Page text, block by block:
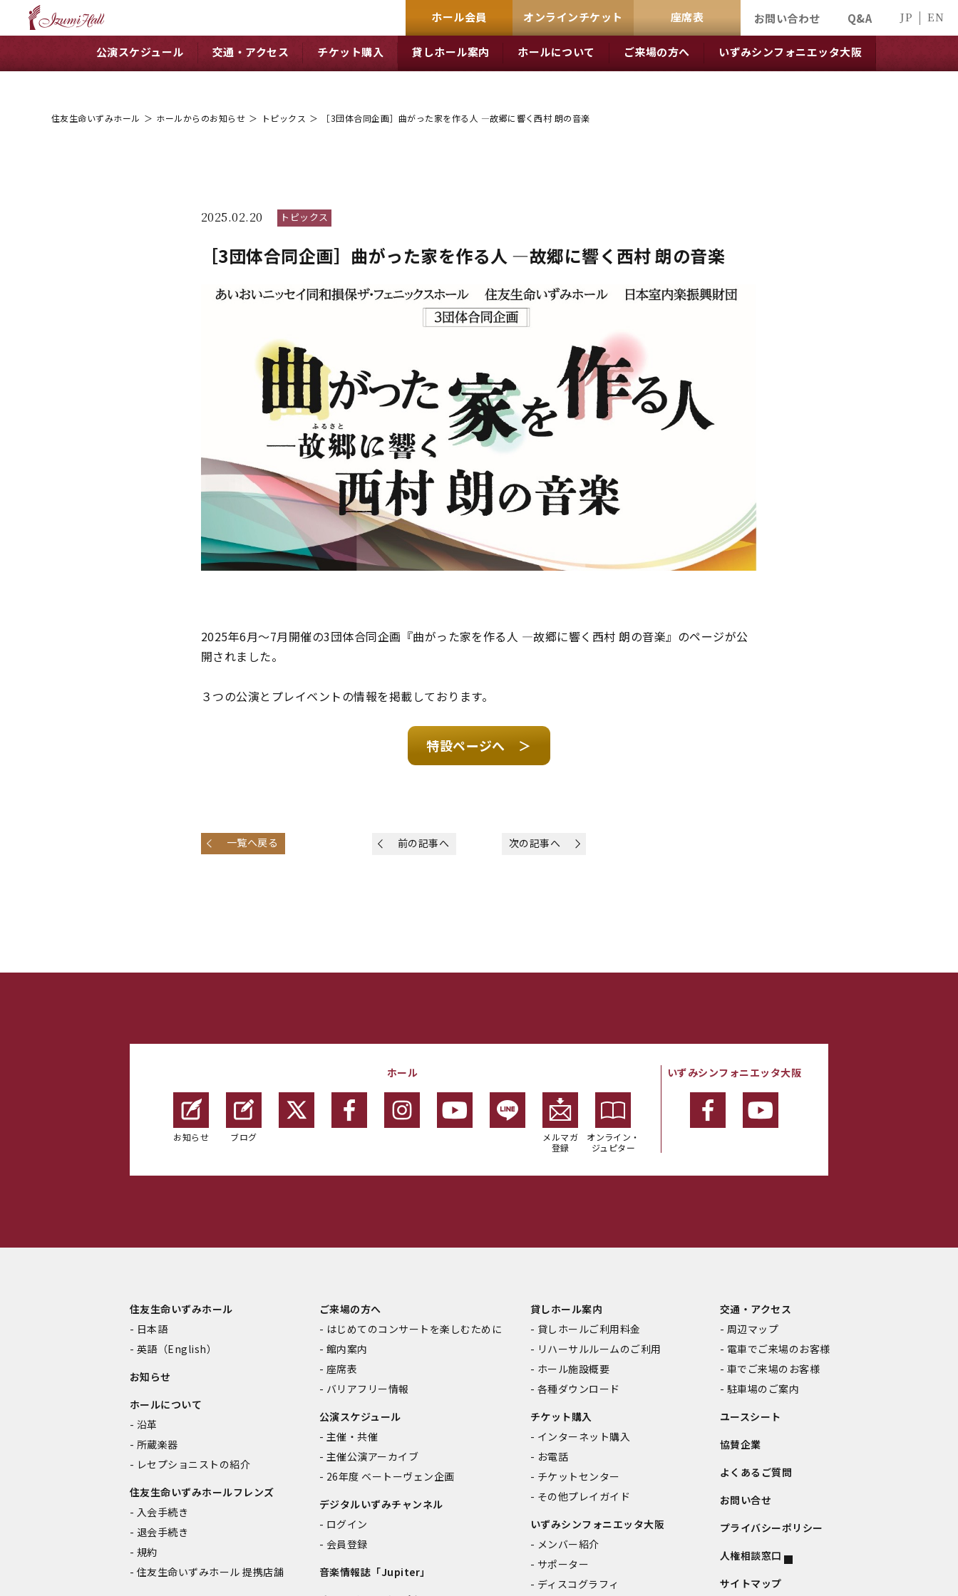
ホール会員 オンラインチケット 座席表 お問い合わせ Q&A JP EN
公演スケジュール 交通・アクセス チケット購入 貸しホール案内 ホールについて ご来場の方へ いずみシンフォニエッタ大阪
住友生命いずみホール ＞ ホールからのお知らせ ＞ トピックス ＞ ［3団体合同企画］曲がった家を作る人 ―故郷に響く西村 朗の音楽
2025.02.20 トピックス
［3団体合同企画］曲がった家を作る人 ―故郷に響く西村 朗の音楽
2025年6月～7月開催の3団体合同企画『曲がった家を作る人 ―故郷に響く西村 朗の音楽』のページが公
開されました。
３つの公演とプレイベントの情報を掲載しております。
特設ページへ ＞
前の記事へ 次の記事へ
一覧へ戻る
ホール
お知らせ ブログ
メルマガ
登録
オンライン・
ジュピター
いずみシンフォニエッタ大阪
住友生命いずみホール
日本語
英語（English）
お知らせ
ホールについて
沿革
所蔵楽器
レセプショニストの紹介
住友生命いずみホールフレンズ
入会手続き
退会手続き
規約
住友生命いずみホール 提携店舗
ご来場の方へ
はじめてのコンサートを楽しむために
館内案内
座席表
バリアフリー情報
公演スケジュール
主催・共催
主催公演アーカイブ
26年度 ベートーヴェン企画
デジタルいずみチャンネル
ログイン
会員登録
音楽情報誌「Jupiter」
貸しホール案内
貸しホールご利用料金
リハーサルルームのご利用
ホール施設概要
各種ダウンロード
チケット購入
インターネット購入
お電話
チケットセンター
その他プレイガイド
いずみシンフォニエッタ大阪
メンバー紹介
サポーター
ディスコグラフィ
交通・アクセス
周辺マップ
電車でご来場のお客様
車でご来場のお客様
駐車場のご案内
ユースシート
協賛企業
よくあるご質問
お問い合せ
プライバシーポリシー
人権相談窓口
サイトマップ